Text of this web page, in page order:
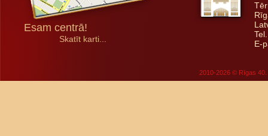
Esam centrā!
Skatīt karti...
E-
2010-2026 © Rīgas